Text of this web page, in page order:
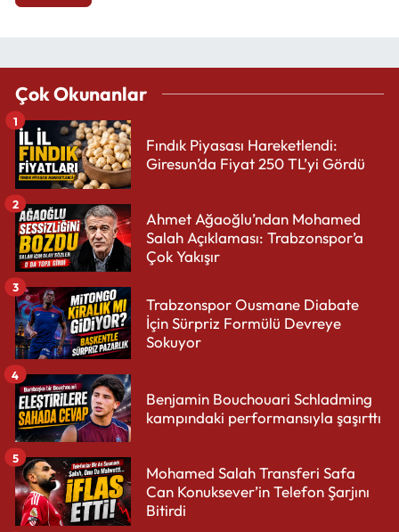
Çok Okunanlar
Fındık Piyasası Hareketlendi:
Giresun’da Fiyat 250 TL’yi Gördü
1
Ahmet Ağaoğlu’ndan Mohamed
Salah Açıklaması: Trabzonspor’a
Çok Yakışır
2
Trabzonspor Ousmane Diabate
İçin Sürpriz Formülü Devreye
Sokuyor
3
Benjamin Bouchouari Schladming
kampındaki performansıyla şaşırttı
4
Mohamed Salah Transferi Safa
Can Konuksever’in Telefon Şarjını
Bitirdi
5